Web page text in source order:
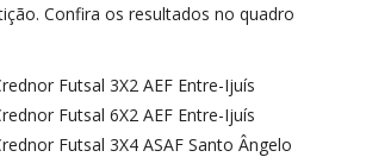
Confira os resultados no quadro
Futsal 3X2 AEF Entre-Ijuís
Futsal 6X2 AEF Entre-Ijuís
Futsal 3X4 ASAF Santo Ângelo